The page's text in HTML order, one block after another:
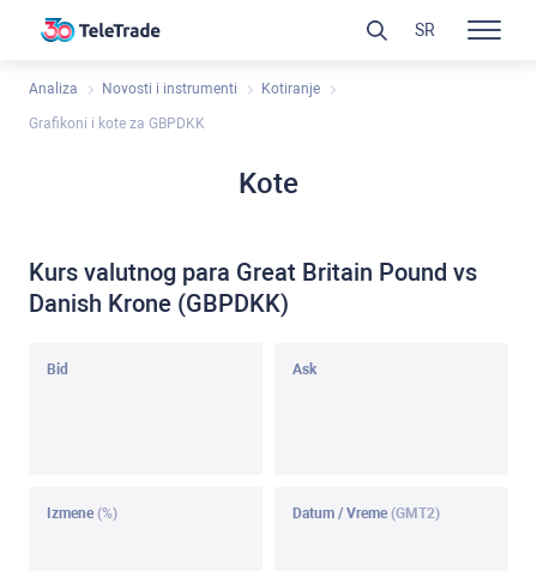
Analiza Novosti i instrumenti Kotiranje
Grafikoni i kote za GBPDKK
Kote
Kurs valutnog para Great Britain Pound vs
Danish Krone (GBPDKK)
Bid Ask
Izmene (%) Datum / Vreme (GMT2)
SR